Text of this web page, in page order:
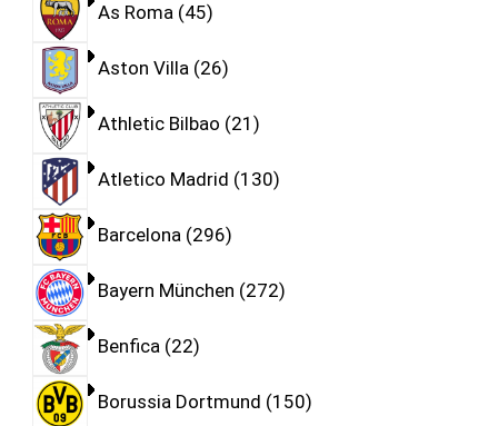
As Roma 45
Aston Villa 26
Athletic Bilbao 21
Atletico Madrid 130
Barcelona 296
Bayern München 272
Benfica 22
Borussia Dortmund 150